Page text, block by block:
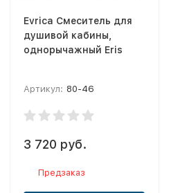
Evrica Смеситель для
душивой кабины,
однорычажный Eris
Артикул: 80-46
3 720 руб.
Предзаказ